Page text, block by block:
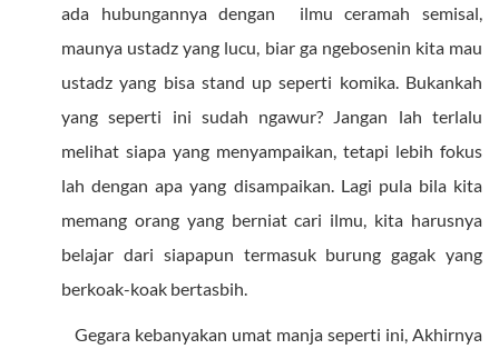
ada hubungannya dengan ilmu ceramah semisal,
maunya ustadz yang lucu, biar ga ngebosenin kita mau
ustadz yang bisa stand up seperti komika. Bukankah
yang seperti ini sudah ngawur? Jangan lah terlalu
melihat siapa yang menyampaikan, tetapi lebih fokus
lah dengan apa yang disampaikan. Lagi pula bila kita
memang orang yang berniat cari ilmu, kita harusnya
belajar dari siapapun termasuk burung gagak yang
berkoak-koak bertasbih.
Gegara kebanyakan umat manja seperti ini, Akhirnya